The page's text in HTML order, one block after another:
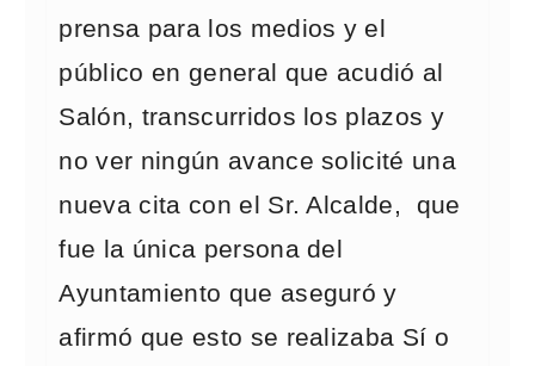
prensa para los medios y el
público en general que acudió al
Salón, transcurridos los plazos y
no ver ningún avance solicité una
nueva cita con el Sr. Alcalde, que
fue la única persona del
Ayuntamiento que aseguró y
afirmó que esto se realizaba Sí o